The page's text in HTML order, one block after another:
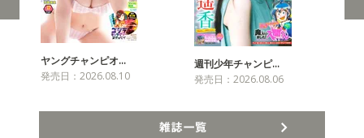
ヤングチャンピオ…
発売日：2026.08.10
週刊少年チャンピ…
発売日：2026.08.06